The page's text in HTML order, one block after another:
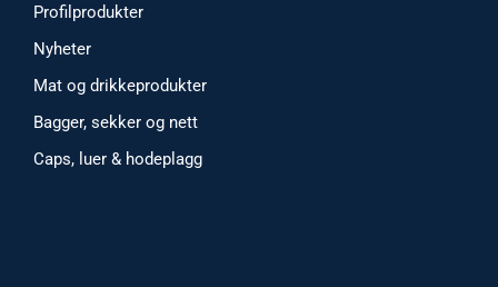
Profilprodukter
Nyheter
Mat og drikkeprodukter
Bagger, sekker og nett
Caps, luer & hodeplagg